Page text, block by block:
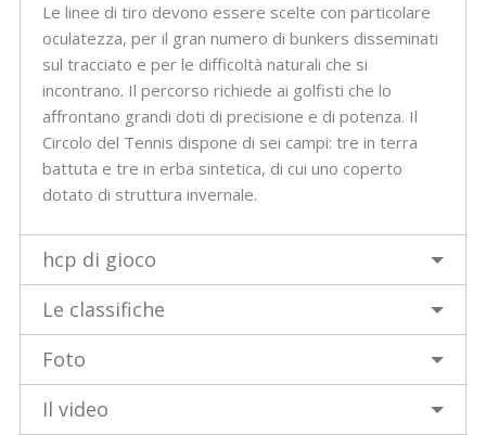
Le linee di tiro devono essere scelte con particolare
oculatezza, per il gran numero di bunkers disseminati
sul tracciato e per le difficoltà naturali che si
incontrano. Il percorso richiede ai golfisti che lo
affrontano grandi doti di precisione e di potenza. Il
Circolo del Tennis dispone di sei campi: tre in terra
battuta e tre in erba sintetica, di cui uno coperto
dotato di struttura invernale.
hcp di gioco
Le classifiche
Foto
Il video